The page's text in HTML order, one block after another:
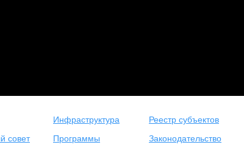
Инфраструктура Реестр субъектов
совет
Программы Законодательство